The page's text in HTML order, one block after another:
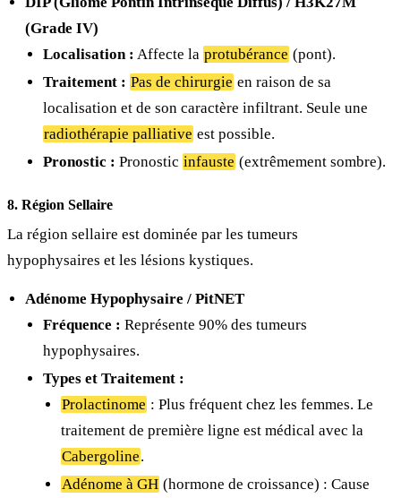
(Grade IV)
Localisation : Affecte la protubérance (pont).
Traitement : Pas de chirurgie en raison de sa
localisation et de son caractère infiltrant. Seule une
radiothérapie palliative est possible.
Pronostic : Pronostic infauste (extrêmement sombre).
8. Région Sellaire
La région sellaire est dominée par les tumeurs
hypophysaires et les lésions kystiques.
Adénome Hypophysaire / PitNET
Fréquence : Représente 90% des tumeurs
hypophysaires.
Types et Traitement :
Prolactinome : Plus fréquent chez les femmes. Le
traitement de première ligne est médical avec la
Cabergoline.
Adénome à GH (hormone de croissance) : Cause